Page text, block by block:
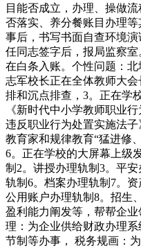
目能否成立，办理、操做
否落实、养分餐账目办理
事后，书写书面自查环境
任同志签字后，报局监察
在白条入账。个性问题：
志军校长正在全体教师大
排和沉点排查，3。正在学
《新时代中小学教师职业
违反职业行为处置实施法
教育家和规律教育“猛进修
6。正在学校的大屏幕上级
制2。讲授办理轨制3。平
轨制6。档案办理轨制7。
公用账户办理轨制8。招生
盈利能力阐发等，帮帮企
理：为企业供给财政办理
节制等办事， 税务规画：